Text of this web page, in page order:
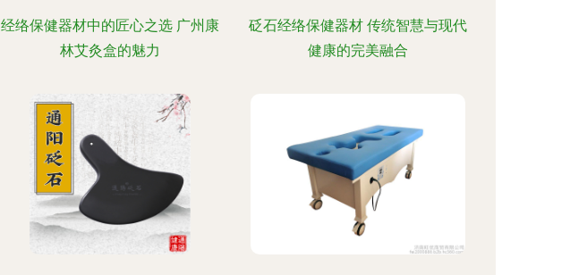
经络保健器材中的匠心之选 广州康
林艾灸盒的魅力
砭石经络保健器材 传统智慧与现代
健康的完美融合